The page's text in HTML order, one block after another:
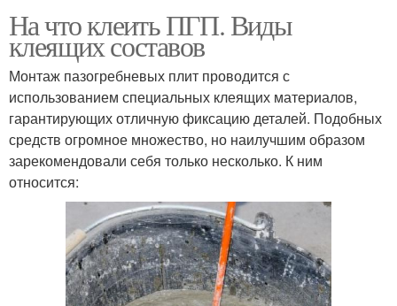
На что клеить ПГП. Виды
клеящих составов
Монтаж пазогребневых плит проводится с
использованием специальных клеящих материалов,
гарантирующих отличную фиксацию деталей. Подобных
средств огромное множество, но наилучшим образом
зарекомендовали себя только несколько. К ним
относится: